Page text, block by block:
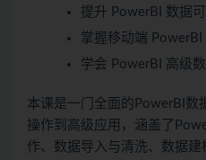
提升 PowerBI 数据
掌握移动端 PowerBI
学会 PowerBI 高级
本课是一门全面的PowerBI数
操作到高级应用，涵盖了
作、数据导入与清洗、数据建